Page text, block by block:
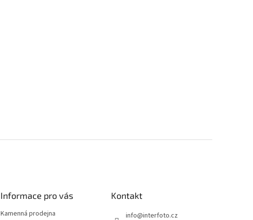
Informace pro vás
Kamenná prodejna
Kontakt
info@interfoto.cz